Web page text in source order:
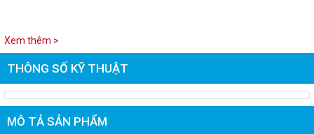
Xem thêm >
THÔNG SỐ KỸ THUẬT
MÔ TẢ SẢN PHẨM